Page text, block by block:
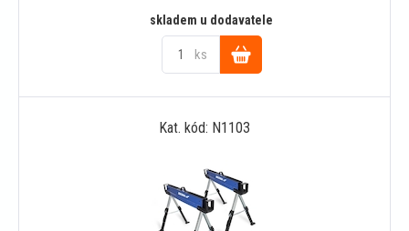
skladem u dodavatele
ks
Do
košíku
Kat. kód: N1103